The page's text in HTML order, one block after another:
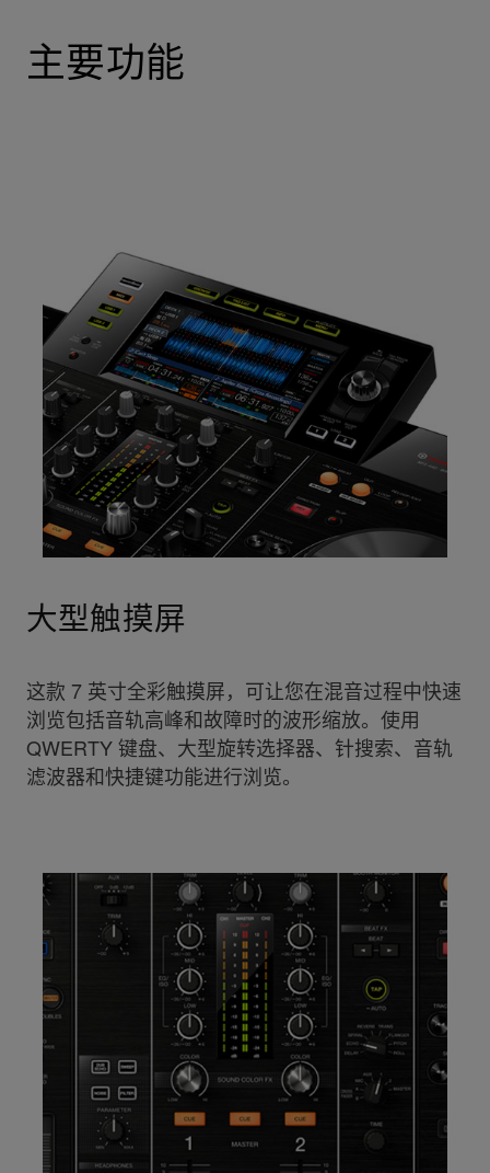
主要功能
大型触摸屏
这款 7 英寸全彩触摸屏，可让您在混音过程中快速
浏览包括音轨高峰和故障时的波形缩放。使用
QWERTY 键盘、大型旋转选择器、针搜索、音轨
滤波器和快捷键功能进行浏览。